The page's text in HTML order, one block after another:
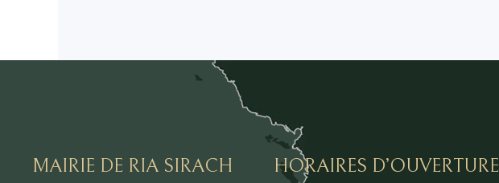
MAIRIE DE RIA SIRACH HORAIRES D’OUVERTURE